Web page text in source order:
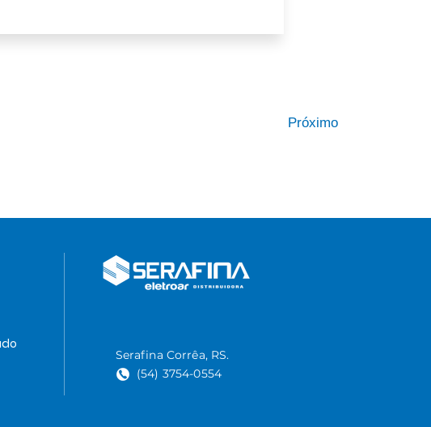
Próximo
Serafina Corrêa, RS.
(54) 3754-0554